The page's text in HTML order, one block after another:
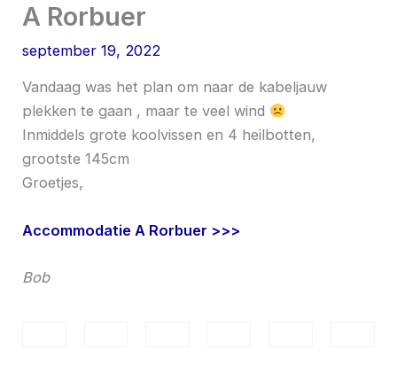
A Rorbuer
september 19, 2022
Vandaag was het plan om naar de kabeljauw
plekken te gaan , maar te veel wind
Inmiddels grote koolvissen en 4 heilbotten,
grootste 145cm
Groetjes,
Accommodatie A Rorbuer >>>
Bob